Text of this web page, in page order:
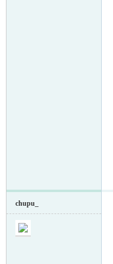
chupu_